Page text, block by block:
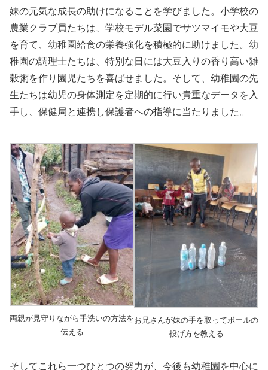
妹の元気な成長の助けになることを学びました。小学校の
農業クラブ員たちは、学校モデル菜園でサツマイモや大豆
を育て、幼稚園給食の栄養強化を積極的に助けました。幼
稚園の調理士たちは、特別な日には大豆入りの香り高い雑
穀粥を作り園児たちを喜ばせました。そして、幼稚園の先
生たちは幼児の身体測定を定期的に行い貴重なデータを入
手し、保健局と連携し保護者への指導に当たりました。
両親が見守りながら手洗いの方法を
伝える
お兄さんが妹の手を取ってボールの
投げ方を教える
そしてこれら一つひとつの努力が、今後も幼稚園を中心に